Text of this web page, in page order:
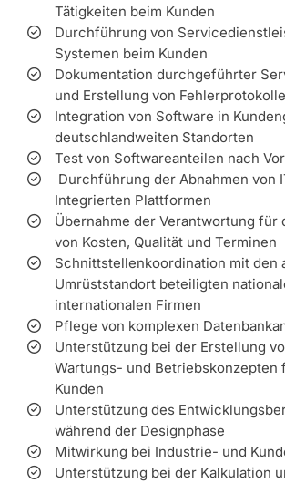
Tätigkeiten beim Kunden
Durchführung von
Systemen beim Kunden
Dokumentation durchgeführter
und Erstellung von
Integration von Software in
deutschlandweiten Standorten
Test von Softwareanteilen nach
Durchführung der Abnahmen von
Integrierten Plattformen
Übernahme der Verantwortung für
von Kosten, Qualität und Terminen
Schnittstellenkoordination mit den
Umrüststandort beteiligten
internationalen Firmen
Pflege von komplexen
Unterstützung bei der Erstellung
Wartungs- und Betriebskonzepten
Kunden
Unterstützung des
während der Designphase
Mitwirkung bei Industrie- und
Unterstützung bei der Kalkulation